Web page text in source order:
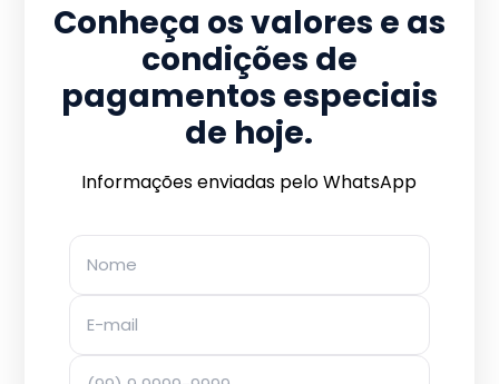
Conheça os valores e as
condições de
pagamentos especiais
de hoje.
Informações enviadas pelo WhatsApp